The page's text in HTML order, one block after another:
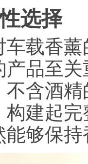
选择
载香
产品至
含酒
建起
够保